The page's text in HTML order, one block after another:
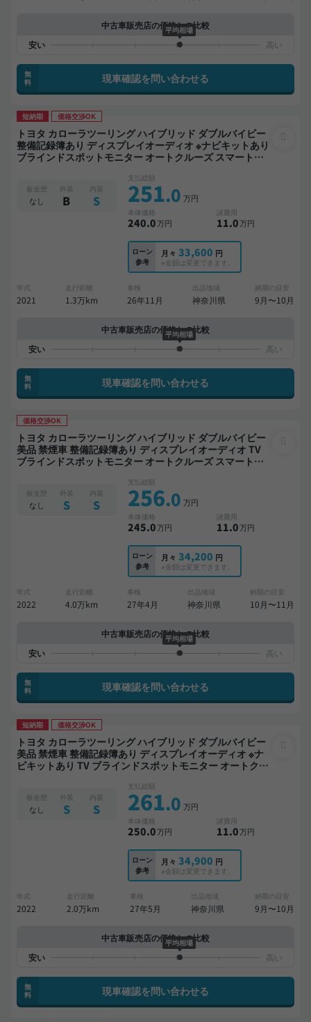
中古車販売店の価格との比較
平均相場
無
料
現車確認を問い合わせる
短納期 価格交渉OK
トヨタ カローラツーリング ハイブリッド ダブルバイビー
整備記録簿あり ディスプレイオーディオ ※ナビキットあり
ブラインドスポットモニター オートクルーズ スマートキ
板金歴
なし
外装
B
内装
S
支払総額
251.0 万円
本体価格
240.0万円
諸費用
11.0万円
ローン
参考
月々 33,600 円
※金額は変更できます。
年式
2021
走行距離
1.3万km
車検
26年11月
出品地域
神奈川県
納期の目安
9月〜10月
中古車販売店の価格との比較
平均相場
無
料
現車確認を問い合わせる
価格交渉OK
トヨタ カローラツーリング ハイブリッド ダブルバイビー
美品 禁煙車 整備記録簿あり ディスプレイオーディオ TV
ブラインドスポットモニター オートクルーズ スマートキ
板金歴
なし
外装
S
内装
S
支払総額
256.0 万円
本体価格
245.0万円
諸費用
11.0万円
ローン
参考
月々 34,200 円
※金額は変更できます。
年式
2022
走行距離
4.0万km
車検
27年4月
出品地域
神奈川県
納期の目安
10月〜11月
中古車販売店の価格との比較
平均相場
無
料
現車確認を問い合わせる
短納期 価格交渉OK
トヨタ カローラツーリング ハイブリッド ダブルバイビー
美品 禁煙車 整備記録簿あり ディスプレイオーディオ ※ナ
ビキットあり TV ブラインドスポットモニター オートクル
板金歴
なし
外装
S
内装
S
支払総額
261.0 万円
本体価格
250.0万円
諸費用
11.0万円
ローン
参考
月々 34,900 円
※金額は変更できます。
年式
2022
走行距離
2.0万km
車検
27年5月
出品地域
神奈川県
納期の目安
9月〜10月
中古車販売店の価格との比較
平均相場
無
料
現車確認を問い合わせる